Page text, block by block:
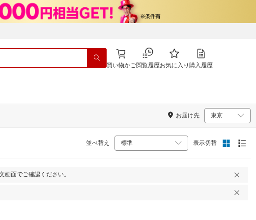
買い物かご閲覧履歴お気に入り 購入履歴
お届け先
並べ替え 表示切替
面でご確認ください。